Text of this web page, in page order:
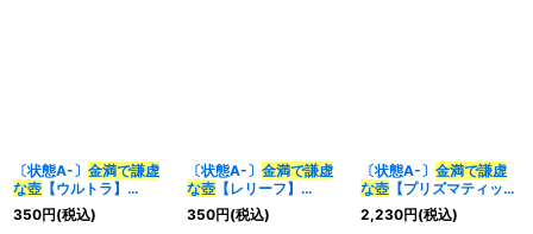
〔状態A-〕 金満で謙虚
な壺 【ウルトラ】
{RC04-JP067}《魔
法》
350円(税込)
〔状態A-〕 金満で謙虚
な壺【レリーフ】
{RC04-JP067}《魔
法》
350円(税込)
〔状態A-〕 金満で謙虚
な壺【プリズマティック
シークレット】{BLVO-
JP065}《魔法》
2,230円(税込)